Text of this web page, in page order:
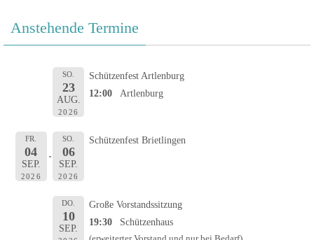
Anstehende Termine
SO.
23
AUG.
2026
Schützenfest Artlenburg
12:00
Artlenburg
FR.
04
SEP.
2026
SO.
06
SEP.
2026
Schützenfest Brietlingen
DO.
10
SEP.
Große Vorstandssitzung
19:30
Schützenhaus